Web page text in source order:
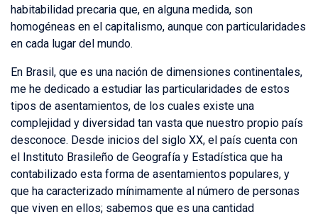
habitabilidad precaria que, en alguna medida, son
homogéneas en el capitalismo, aunque con particularidades
en cada lugar del mundo.
En Brasil, que es una nación de dimensiones continentales,
me he dedicado a estudiar las particularidades de estos
tipos de asentamientos, de los cuales existe una
complejidad y diversidad tan vasta que nuestro propio país
desconoce. Desde inicios del siglo XX, el país cuenta con
el Instituto Brasileño de Geografía y Estadística que ha
contabilizado esta forma de asentamientos populares, y
que ha caracterizado mínimamente al número de personas
que viven en ellos; sabemos que es una cantidad